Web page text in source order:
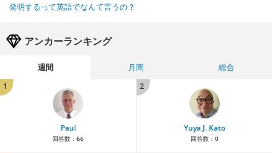
発明するって英語でなんて言うの？
アンカーランキング
週間 月間
総合
1
Paul
回答数： 66
2
Yuya J. Kato
回答数： 0